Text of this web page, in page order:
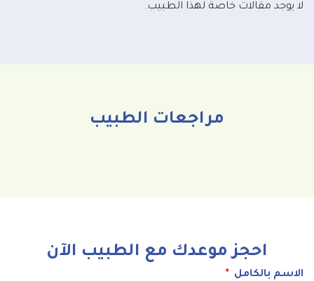
لا يوجد مقالات خاصة لهذا الطبيب.
مراجعات الطبيب
احجز موعدك مع الطبيب الآن
الاسم بالكامل